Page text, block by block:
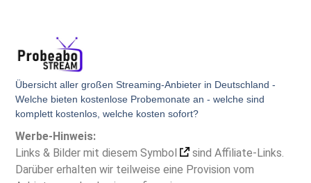
Übersicht aller großen Streaming-Anbieter in Deutschland -
Welche bieten kostenlose Probemonate an - welche sind
komplett kostenlos, welche kosten sofort?
Werbe-Hinweis:
Links & Bilder mit diesem Symbol
sind Affiliate-Links.
Darüber erhalten wir teilweise eine Provision vom